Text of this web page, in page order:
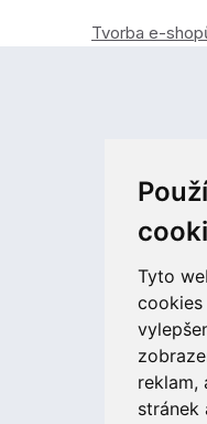
Tyto
cookies
reklam,
stránek
Tvorba e-